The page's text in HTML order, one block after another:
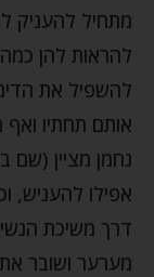
מתחיל להעניק
להראות להן כמה
להשפיל את
אותם תחתיו
נחמן מציין (שם
אפילו להעניש,
דרך משיכת
מערער ושובר את